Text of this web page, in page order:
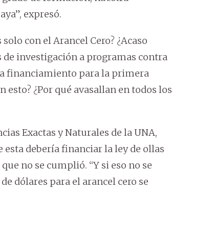
expresó.
con el Arancel Cero? ¿Acaso
investigación a programas contra
a financiamiento para la primera
esto? ¿Por qué avasallan en todos los
Exactas y Naturales de la UNA,
debería financiar la ley de ollas
no se cumplió. “Y si eso no se
dólares para el arancel cero se